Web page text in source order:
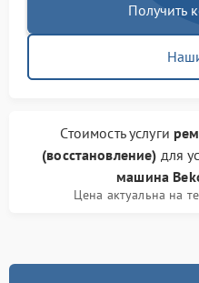
Получить
Стоимость услуги
(восстановление) для
машина
Цена актуальна на